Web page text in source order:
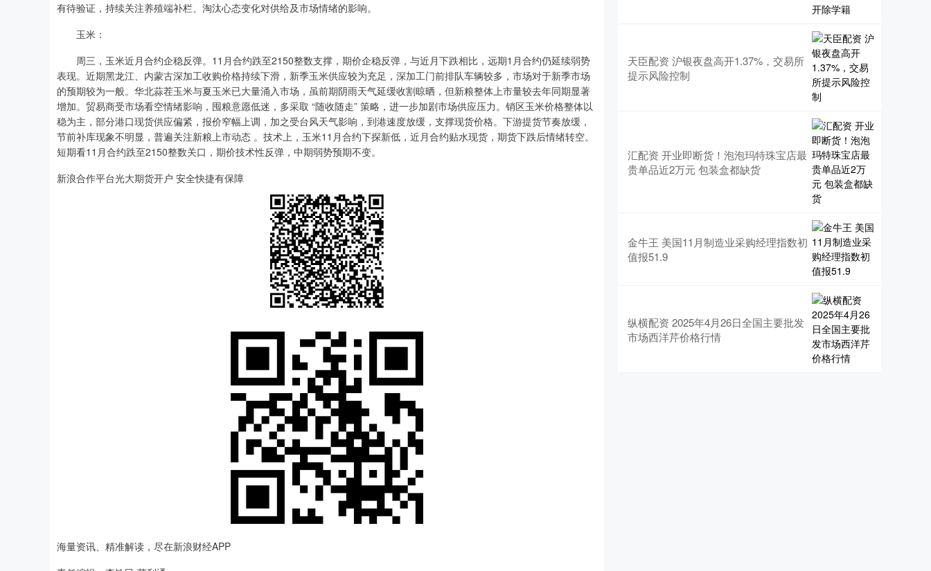
有待验证，持续关注养殖端补栏、淘汰心态变化对供给及市场情绪的影响。
玉米：
周三，玉米近月合约企稳反弹。11月合约跌至2150整数支撑，期价企稳反弹，与近月下跌相比，远期1月合约仍延续弱势
表现。近期黑龙江、内蒙古深加工收购价格持续下滑，新季玉米供应较为充足，深加工门前排队车辆较多，市场对于新季市场
的预期较为一般。华北蒜茬玉米与夏玉米已大量涌入市场，虽前期阴雨天气延缓收割晾晒，但新粮整体上市量较去年同期显著
增加。贸易商受市场看空情绪影响，囤粮意愿低迷，多采取 “随收随走” 策略，进一步加剧市场供应压力。销区玉米价格整体以
稳为主，部分港口现货供应偏紧，报价窄幅上调，加之受台风天气影响，到港速度放缓，支撑现货价格。下游提货节奏放缓，
节前补库现象不明显，普遍关注新粮上市动态 。技术上，玉米11月合约下探新低，近月合约贴水现货，期货下跌后情绪转空。
短期看11月合约跌至2150整数关口，期价技术性反弹，中期弱势预期不变。
新浪合作平台光大期货开户 安全快捷有保障
海量资讯、精准解读，尽在新浪财经APP
天臣配资 沪银夜盘高开1.37%，交易所
提示风险控制
汇配资 开业即断货！泡泡玛特珠宝店最
贵单品近2万元 包装盒都缺货
金牛王 美国11月制造业采购经理指数初
值报51.9
纵横配资 2025年4月26日全国主要批发
市场西洋芹价格行情